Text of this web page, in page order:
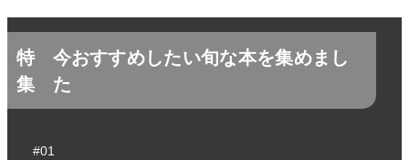
特
集
今おすすめしたい旬な本を集めまし
た
#01